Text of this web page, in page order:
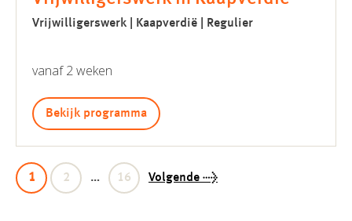
Vrijwilligerswerk | Kaapverdië | Regulier
vanaf 2 weken
Bekijk programma
Pagina
1 Pagina
2 … Pagina
16 Volgende →